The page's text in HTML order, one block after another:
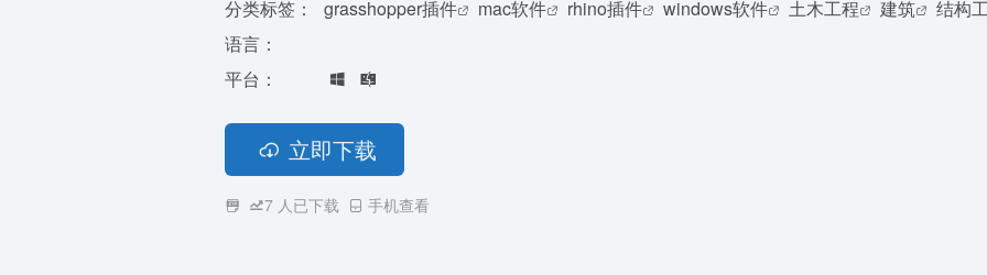
分类标签：
grasshopper插件 mac软件 rhino插件 windows软件 土木工程 建筑
结构
语言：
平台：
立即下载
7 人已下载 手机查看